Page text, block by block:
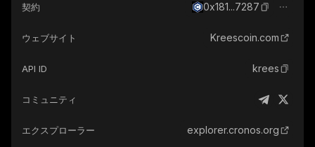
契約 0x181...7287
ウェブサイト Kreescoin.com
API ID krees
コミュニティ
エクスプローラー explorer.cronos.org